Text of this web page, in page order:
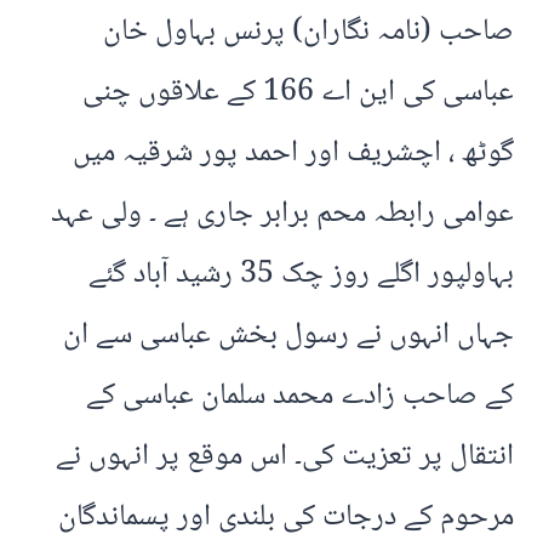
صاحب (نامہ نگاران) پرنس بہاول خان
عباسی کی این اے 166 کے علاقوں چنی
گوٹھ ، اچشریف اور احمد پور شرقیہ میں
عوامی رابطہ محم برابر جاری ہے ۔ ولی عہد
بہاولپور اگلے روز چک 35 رشید آباد گئے
جہاں انہوں نے رسول بخش عباسی سے ان
کے صاحب زادے محمد سلمان عباسی کے
انتقال پر تعزیت کی۔ اس موقع پر انہوں نے
مرحوم کے درجات کی بلندی اور پسماندگان